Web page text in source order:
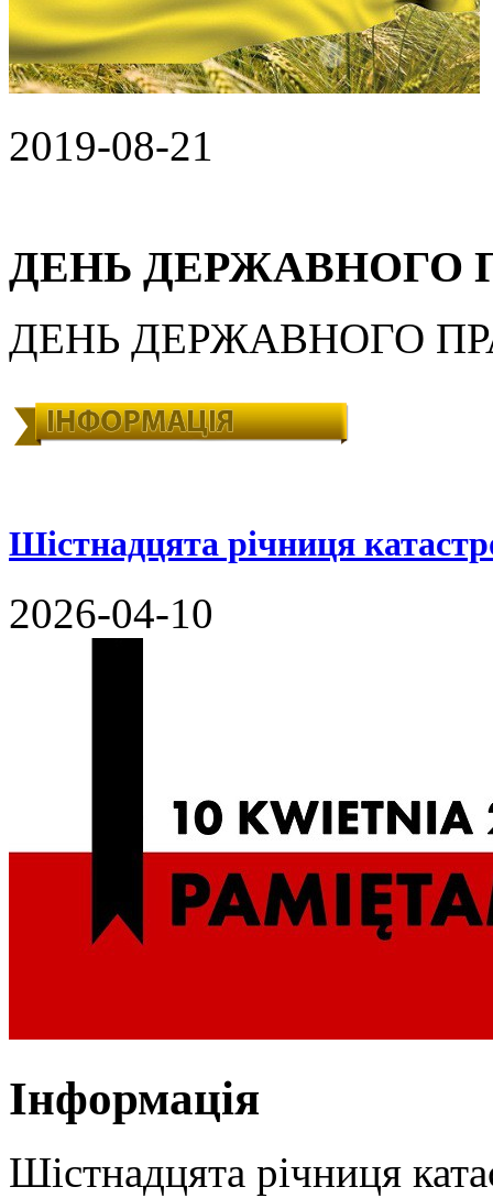
2019-08-21
ДЕНЬ ДЕРЖАВНОГО
ДЕНЬ ДЕРЖАВНОГО
Шістнадцята річниця
2026-04-10
Інформація
Шістнадцята річниця